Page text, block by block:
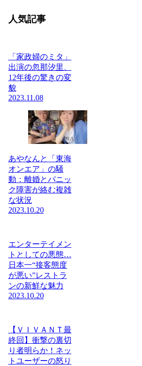
人気記事
「家政婦のミタ」
出演の忽那汐里、
12年後の驚きの変
貌
2023.11.08
あやなんと「東海
オンエア」の騒
動：離婚とパニッ
ク障害が絡む複雑
な状況
2023.10.20
エンターテイメン
トとしての悪態…
日本一“接客態度
が悪い”レストラ
ンの新鮮な魅力
2023.10.20
【ＶＩＶＡＮＴ最
終回】衝撃の裏切
り者明らか！ネッ
トユーザーの怒り